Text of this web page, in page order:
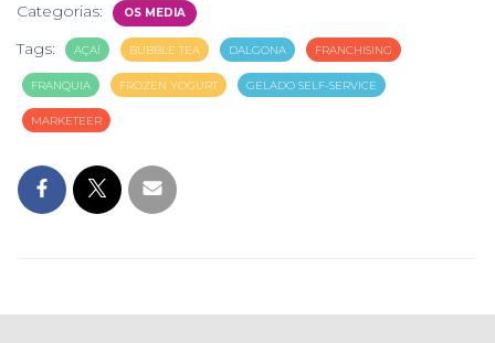
Categorias: OS MEDIA
Tags: AÇAÍ BUBBLE TEA DALGONA FRANCHISING
FRANQUIA FROZEN YOGURT GELADO SELF-SERVICE
MARKETEER